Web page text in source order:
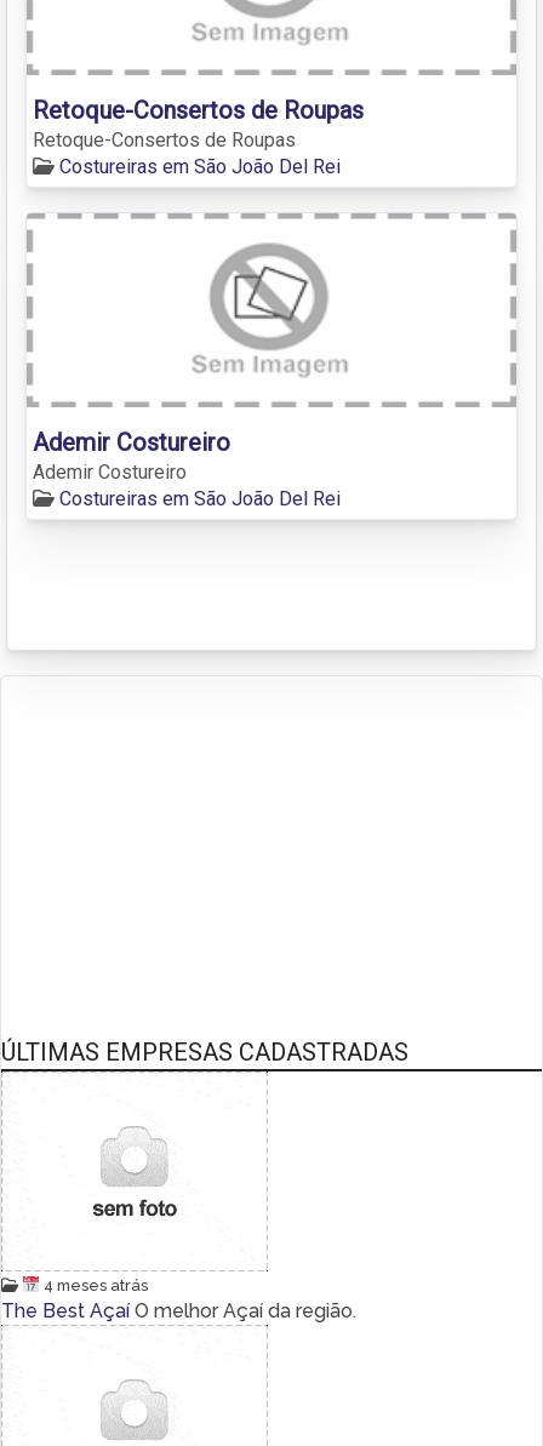
Retoque-Consertos de Roupas
Retoque-Consertos de Roupas
Costureiras em São João Del Rei
Ademir Costureiro
Ademir Costureiro
Costureiras em São João Del Rei
ÚLTIMAS EMPRESAS CADASTRADAS
4 meses atrás
The Best Açaí O melhor Açaí da região.